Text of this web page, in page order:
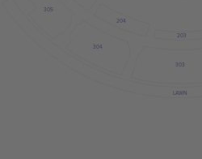
204
203
303
304
305
LAWN